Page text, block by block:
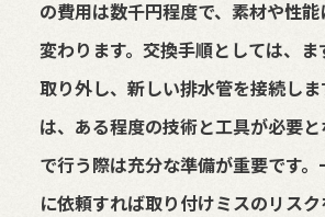
の費用は数千円程度で、素材や性
変わります。交換手順としては、
取り外し、新しい排水管を接続し
は、ある程度の技術と工具が必要
で行う際は充分な準備が重要です
に依頼すれば取り付けミスのリス